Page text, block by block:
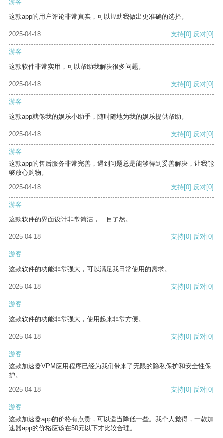
游客
这款app的用户评论非常真实，可以帮助我做出更准确的选择。
2025-04-18 支持[0] 反对[0]
游客
这款软件非常实用，可以帮助我解决很多问题。
2025-04-18 支持[0] 反对[0]
游客
这款app就像我的娱乐小助手，随时随地为我的娱乐提供帮助。
2025-04-18 支持[0] 反对[0]
游客
这款app的售后服务非常完善，遇到问题总是能够得到妥善解决，让我能
够放心购物。
2025-04-18
支持[0] 反对[0]
游客
这款软件的界面设计非常简洁，一目了然。
2025-04-18 支持[0] 反对[0]
游客
这款软件的功能非常强大，可以满足我日常使用的需求。
2025-04-18 支持[0] 反对[0]
游客
这款软件的功能非常强大，使用起来非常方便。
2025-04-18 支持[0] 反对[0]
游客
这款加速器VPM应用程序已经为我们带来了无限的隐私保护和安全性保
护。
2025-04-18
支持[0] 反对[0]
游客
这款加速器app的价格有点贵，可以适当降低一些。我个人觉得，一款加
速器app的价格应该在50元以下才比较合理。